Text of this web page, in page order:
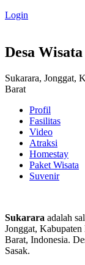
Login
Desa
Sukarara, Jonggat,
Barat
Profil
Fasilitas
Video
Atraksi
Homestay
Paket Wisata
Suvenir
Sukarara adalah
Jonggat,
Barat, Indonesia.
Sasak.